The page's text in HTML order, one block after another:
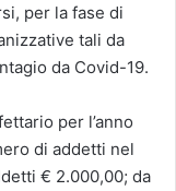
per la fase di
tali da
da Covid-19.
per l’anno
di addetti nel
€ 2.000,00; da